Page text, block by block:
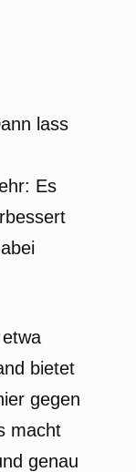
lass
Es
bietet
gegen
macht
genau